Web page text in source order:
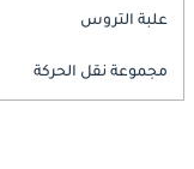
علبة التروس
مجموعة نقل الحركة